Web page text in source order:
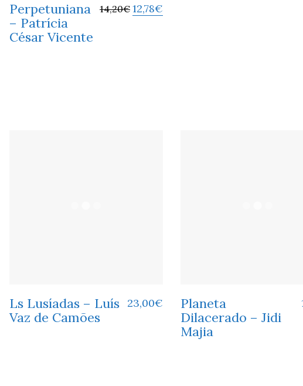
Perpetuniana
– Patrícia
César Vicente
14,20€ 12,78€
Ls Lusíadas – Luís
Vaz de Camões
23,00€
Planeta
Dilacerado – Jidi
Majia